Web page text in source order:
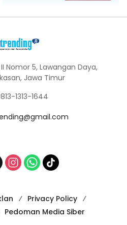
Nomor 5, Lawangan Daya,
Jawa Timur
1313-1644
Privacy Policy
Pedoman Media Siber